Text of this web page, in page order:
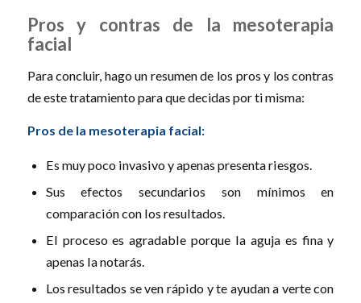
Pros y contras de la mesoterapia
facial
Para concluir, hago un resumen de los pros y los contras
de este tratamiento para que decidas por ti misma:
Pros de la mesoterapia facial:
Es muy poco invasivo y apenas presenta riesgos.
Sus efectos secundarios son mínimos en
comparación con los resultados.
El proceso es agradable porque la aguja es fina y
apenas la notarás.
Los resultados se ven rápido y te ayudan a verte con